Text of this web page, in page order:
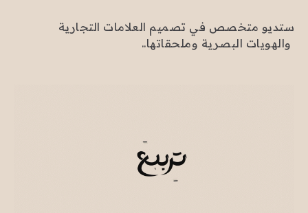
ستديو متخصص في تصميم العلامات التجارية